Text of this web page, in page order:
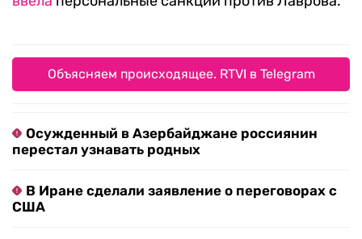
Объясняем происходящее. RTVI в Telegram
Осужденный в Азербайджане россиянин
перестал узнавать родных
В Иране сделали заявление о переговорах с
США